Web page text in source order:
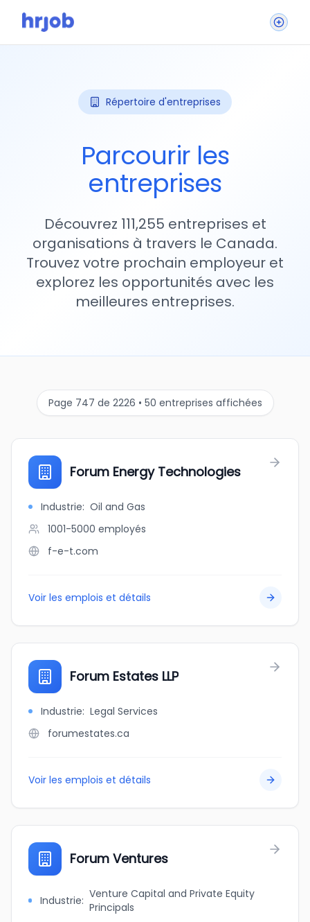
Répertoire d'entreprises
Parcourir les
entreprises
Découvrez 111,255 entreprises et
organisations à travers le Canada.
Trouvez votre prochain employeur et
explorez les opportunités avec les
meilleures entreprises.
Page 747 de 2226 • 50 entreprises affichées
Forum Energy Technologies
Industrie: Oil and Gas
1001-5000 employés
f-e-t.com
Voir les emplois et détails
Forum Estates LLP
Industrie: Legal Services
forumestates.ca
Voir les emplois et détails
Forum Ventures
Industrie: Venture Capital and Private Equity
Principals